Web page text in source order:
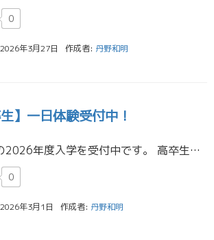
0
年3月27日 作成者: 丹野和明
生】一日体験受付中！
高卒生の2026年度入学を受付中です。 高卒生の一日体験授業を実施いたします。 体験授業の費用は無料です。 他の予備校と違い、個別対応を致します。 あなたの来年の志望校・学部、それから、今年の共通テストの各科目の点数を聞 […]
0
年3月1日 作成者: 丹野和明